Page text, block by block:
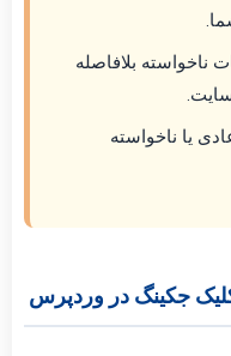
بلافاصله
ناخواسته
جکینگ در وردپرس